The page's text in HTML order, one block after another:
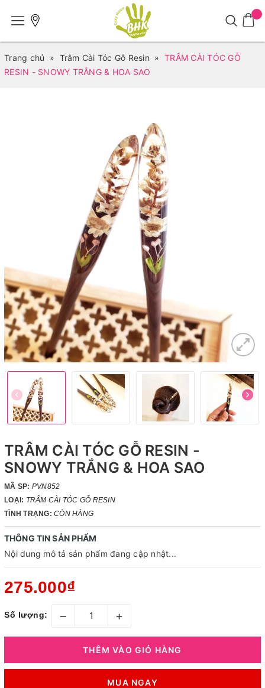
Trang chủ » Trâm Cài Tóc Gỗ Resin » TRÂM CÀI TÓC GỖ
RESIN - SNOWY TRẮNG & HOA SAO
TRÂM CÀI TÓC GỖ RESIN -
SNOWY TRẮNG & HOA SAO
MÃ SP: PVN852
LOẠI: TRÂM CÀI TÓC GỖ RESIN
TÌNH TRẠNG: CÒN HÀNG
THÔNG TIN SẢN PHẨM
Nội dung mô tả sản phẩm đang cập nhật...
275.000₫
Số lượng: – +
THÊM VÀO GIỎ HÀNG
MUA NGAY